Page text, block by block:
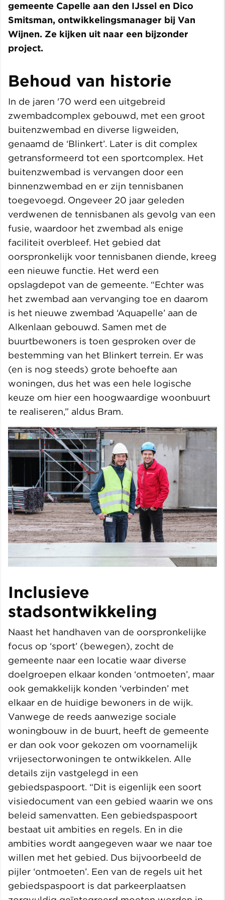
gemeente Capelle aan den IJssel en Dico
Smitsman, ontwikkelingsmanager bij Van
Wijnen. Ze kijken uit naar een bijzonder
project.
Behoud van historie
In de jaren '70 werd een uitgebreid
zwembadcomplex gebouwd, met een groot
buitenzwembad en diverse ligweiden,
genaamd de ‘Blinkert’. Later is dit complex
getransformeerd tot een sportcomplex. Het
buitenzwembad is vervangen door een
binnenzwembad en er zijn tennisbanen
toegevoegd. Ongeveer 20 jaar geleden
verdwenen de tennisbanen als gevolg van een
fusie, waardoor het zwembad als enige
faciliteit overbleef. Het gebied dat
oorspronkelijk voor tennisbanen diende, kreeg
een nieuwe functie. Het werd een
opslagdepot van de gemeente. “Echter was
het zwembad aan vervanging toe en daarom
is het nieuwe zwembad ‘Aquapelle’ aan de
Alkenlaan gebouwd. Samen met de
buurtbewoners is toen gesproken over de
bestemming van het Blinkert terrein. Er was
(en is nog steeds) grote behoefte aan
woningen, dus het was een hele logische
keuze om hier een hoogwaardige woonbuurt
te realiseren,” aldus Bram.
Inclusieve
stadsontwikkeling
Naast het handhaven van de oorspronkelijke
focus op ‘sport’ (bewegen), zocht de
gemeente naar een locatie waar diverse
doelgroepen elkaar konden ‘ontmoeten’, maar
ook gemakkelijk konden ‘verbinden’ met
elkaar en de huidige bewoners in de wijk.
Vanwege de reeds aanwezige sociale
woningbouw in de buurt, heeft de gemeente
er dan ook voor gekozen om voornamelijk
vrijesectorwoningen te ontwikkelen. Alle
details zijn vastgelegd in een
gebiedspaspoort. “Dit is eigenlijk een soort
visiedocument van een gebied waarin we ons
beleid samenvatten. Een gebiedspaspoort
bestaat uit ambities en regels. En in die
ambities wordt aangegeven waar we naar toe
willen met het gebied. Dus bijvoorbeeld de
pijler ‘ontmoeten’. Een van de regels uit het
gebiedspaspoort is dat parkeerplaatsen